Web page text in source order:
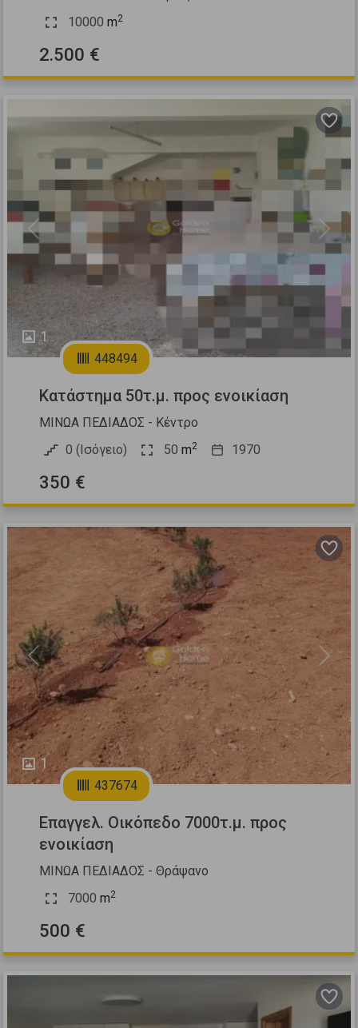
10000 m2
2.500 €
1
Previous Next
448494
Κατάστημα 50τ.μ. προς ενοικίαση
ΜΙΝΩΑ ΠΕΔΙΑΔΟΣ - Κέντρο
0 (Ισόγειο)
50 m2 1970
350 €
1
Previous Next
437674
Επαγγελ. Οικόπεδο 7000τ.μ. προς
ενοικίαση
ΜΙΝΩΑ ΠΕΔΙΑΔΟΣ - Θράψανο
7000 m2
500 €